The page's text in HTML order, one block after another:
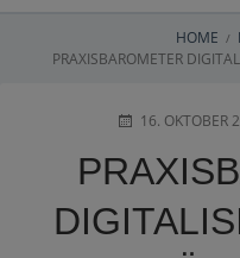
HOME
PRAXISBAROMETER
POSTED
16. OKTOBER